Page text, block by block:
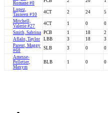
Romane #0
Lopez,
Tasneen #10
4CT 2 24 5
Mitchell,
Valerie #27
4CT 1 0 0
Smith, Sabrina PCB 1 18 2
Aflalo, Taylor
LBB 3 18 3
Parent, Maggy
#60
SLB 3 0 0
Amesse-
Pelletier,
Maxym
BLB 1 0 0